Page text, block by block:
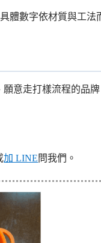
體數字依材質與工
願意走打樣流程的
加 LINE問我們。